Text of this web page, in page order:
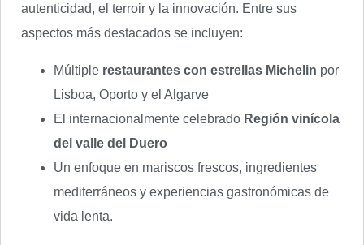
autenticidad, el terroir y la innovación. Entre sus
aspectos más destacados se incluyen:
Múltiple restaurantes con estrellas Michelin por
Lisboa, Oporto y el Algarve
El internacionalmente celebrado Región vinícola
del valle del Duero
Un enfoque en mariscos frescos, ingredientes
mediterráneos y experiencias gastronómicas de
vida lenta.